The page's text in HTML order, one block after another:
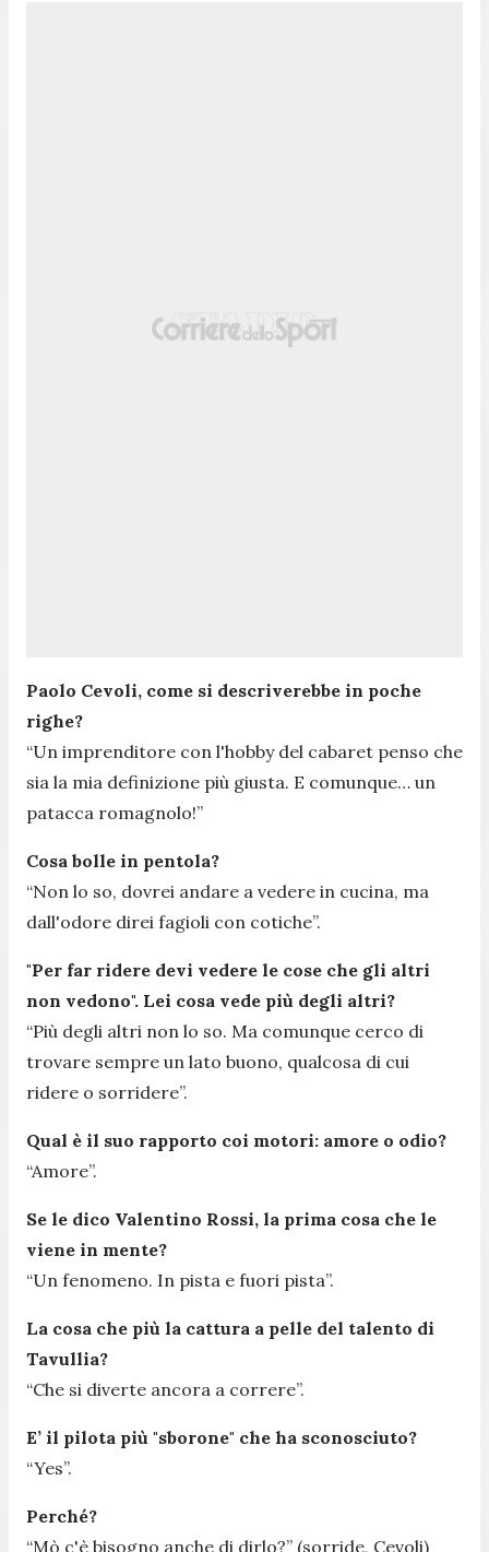
Paolo Cevoli, come si descriverebbe in poche
righe?
“Un imprenditore con l'hobby del cabaret penso che
sia la mia definizione più giusta. E comunque… un
patacca romagnolo!”
Cosa bolle in pentola?
“Non lo so, dovrei andare a vedere in cucina, ma
dall'odore direi fagioli con cotiche”.
"Per far ridere devi vedere le cose che gli altri
non vedono". Lei cosa vede più degli altri?
“Più degli altri non lo so. Ma comunque cerco di
trovare sempre un lato buono, qualcosa di cui
ridere o sorridere”.
Qual è il suo rapporto coi motori: amore o odio?
“Amore”.
Se le dico Valentino Rossi, la prima cosa che le
viene in mente?
“Un fenomeno. In pista e fuori pista”.
La cosa che più la cattura a pelle del talento di
Tavullia?
“Che si diverte ancora a correre”.
E’ il pilota più "sborone" che ha sconosciuto?
“Yes”.
Perché?
“Mò c'è bisogno anche di dirlo?” (sorride, Cevoli)